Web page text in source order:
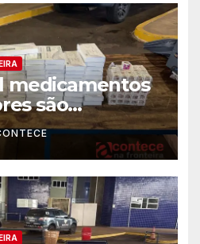
medicamentos
são
Receita